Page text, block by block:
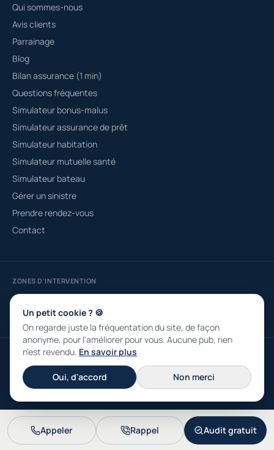
Qui sommes-nous
Avis clients
Parrainage
Blog
Bilan assurance (1 min)
Questions fréquentes
Simulateur bonus-malus
Simulateur assurance de prêt
Simulateur habitation
Simulateur mutuelle santé
Simulateur bateau
Gérer un sinistre
Prendre rendez-vous
Contact
ZONES D'INTERVENTION
Courtier à Fréjus
DraguignanSainte-Maxime
© 2026 ASSUDIRE SARL · RCS 790 331 839 · Capital 4 000 € · ORIAS n°
13001333 · 30 Place Dou Maïet, 83600 Fréjus
Mentions légales Confidentialité
Appeler Rappel Audit gratuit
Un petit cookie ? 🍪
On regarde juste la fréquentation du site, de façon
anonyme, pour l'améliorer pour vous. Aucune pub, rien
n'est revendu. En savoir plus
Oui, d'accord Non merci